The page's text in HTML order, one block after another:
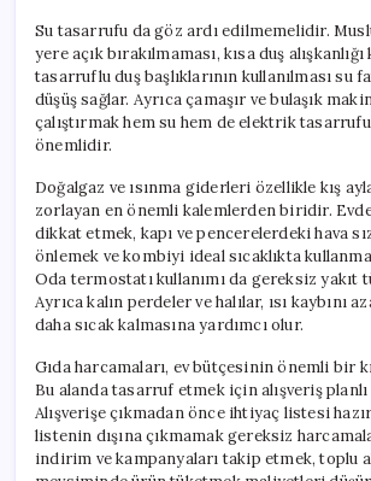
Su tasarrufu da göz ardı edilmemelidir.
yere açık bırakılmaması, kısa duş alışkanlığı
tasarruflu duş başlıklarının kullanılması su
düşüş sağlar. Ayrıca çamaşır ve bulaşık
çalıştırmak hem su hem de elektrik tasarrufu
önemlidir.
Doğalgaz ve ısınma giderleri özellikle kış
zorlayan en önemli kalemlerden biridir. Evde
dikkat etmek, kapı ve pencerelerdeki hava
önlemek ve kombiyi ideal sıcaklıkta
Oda termostatı kullanımı da gereksiz yakıt
Ayrıca kalın perdeler ve halılar, ısı kaybını
daha sıcak kalmasına yardımcı olur.
Gıda harcamaları, ev bütçesinin önemli bir
Bu alanda tasarruf etmek için alışveriş planlı
Alışverişe çıkmadan önce ihtiyaç listesi
listenin dışına çıkmamak gereksiz
indirim ve kampanyaları takip etmek, toplu